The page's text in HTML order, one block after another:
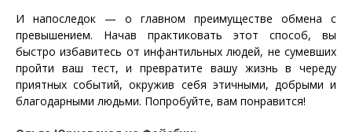
И напоследок — о главном преимуществе обмена с
превышением. Начав практиковать этот способ, вы
быстро избавитесь от инфантильных людей, не сумевших
пройти ваш тест, и превратите вашу жизнь в череду
приятных событий, окружив себя этичными, добрыми и
благодарными людьми. Попробуйте, вам понравится!